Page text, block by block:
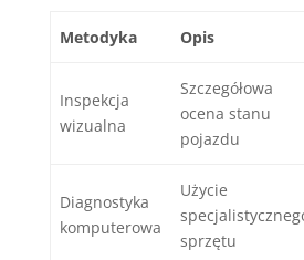
Metodyka Opis
Inspekcja
wizualna
Szczegółowa
ocena stanu
pojazdu
Diagnostyka
komputerowa
Użycie
sprzętu